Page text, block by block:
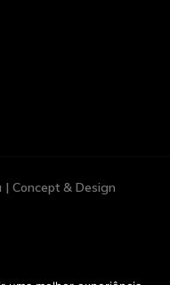
Concept & Design